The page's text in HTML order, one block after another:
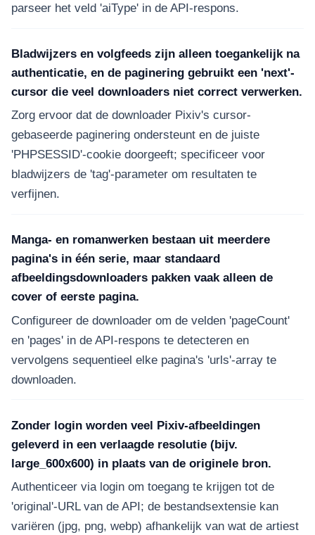
parseer het veld 'aiType' in de API-respons.
Bladwijzers en volgfeeds zijn alleen toegankelijk na
authenticatie, en de paginering gebruikt een 'next'-
cursor die veel downloaders niet correct verwerken.
Zorg ervoor dat de downloader Pixiv's cursor-
gebaseerde paginering ondersteunt en de juiste
'PHPSESSID'-cookie doorgeeft; specificeer voor
bladwijzers de 'tag'-parameter om resultaten te
verfijnen.
Manga- en romanwerken bestaan uit meerdere
pagina's in één serie, maar standaard
afbeeldingsdownloaders pakken vaak alleen de
cover of eerste pagina.
Configureer de downloader om de velden 'pageCount'
en 'pages' in de API-respons te detecteren en
vervolgens sequentieel elke pagina's 'urls'-array te
downloaden.
Zonder login worden veel Pixiv-afbeeldingen
geleverd in een verlaagde resolutie (bijv.
large_600x600) in plaats van de originele bron.
Authenticeer via login om toegang te krijgen tot de
'original'-URL van de API; de bestandsextensie kan
variëren (jpg, png, webp) afhankelijk van wat de artiest